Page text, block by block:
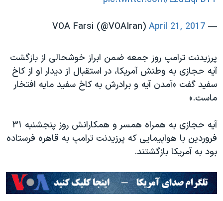
— VOA Farsi (@VOAIran)
April 21, 2017
پرزیدنت ترامپ روز جمعه ضمن ابراز خوشحالی از بازگشت
آیه حجازی به وطنش آمریکا، در استقبال از دیدار او از کاخ
سفید گفت «آمدن آیه و برادرش به کاخ سفید مایه افتخار
ماست.»
آیه حجازی به همراه همسر و همکارانش روز پنجشنبه ۳۱
فروردین با هواپیمایی که پرزیدنت ترامپ به قاهره فرستاده
بود به آمریکا بازگشتند.